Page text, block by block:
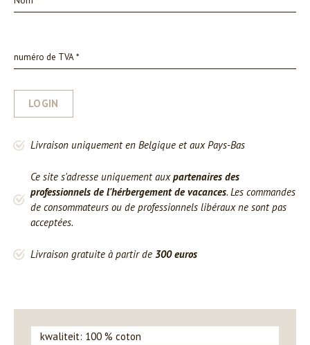
LOGIN
Livraison uniquement en Belgique et aux Pays-Bas
Ce site s'adresse uniquement auxpartenaires des
professionnels de l'hérbergement de vacances. Les commandes
de consommateurs ou de professionnels libéraux ne sont pas
acceptées.
Livraison gratuite à partir de 300 euros
kwaliteit: 100 % coton